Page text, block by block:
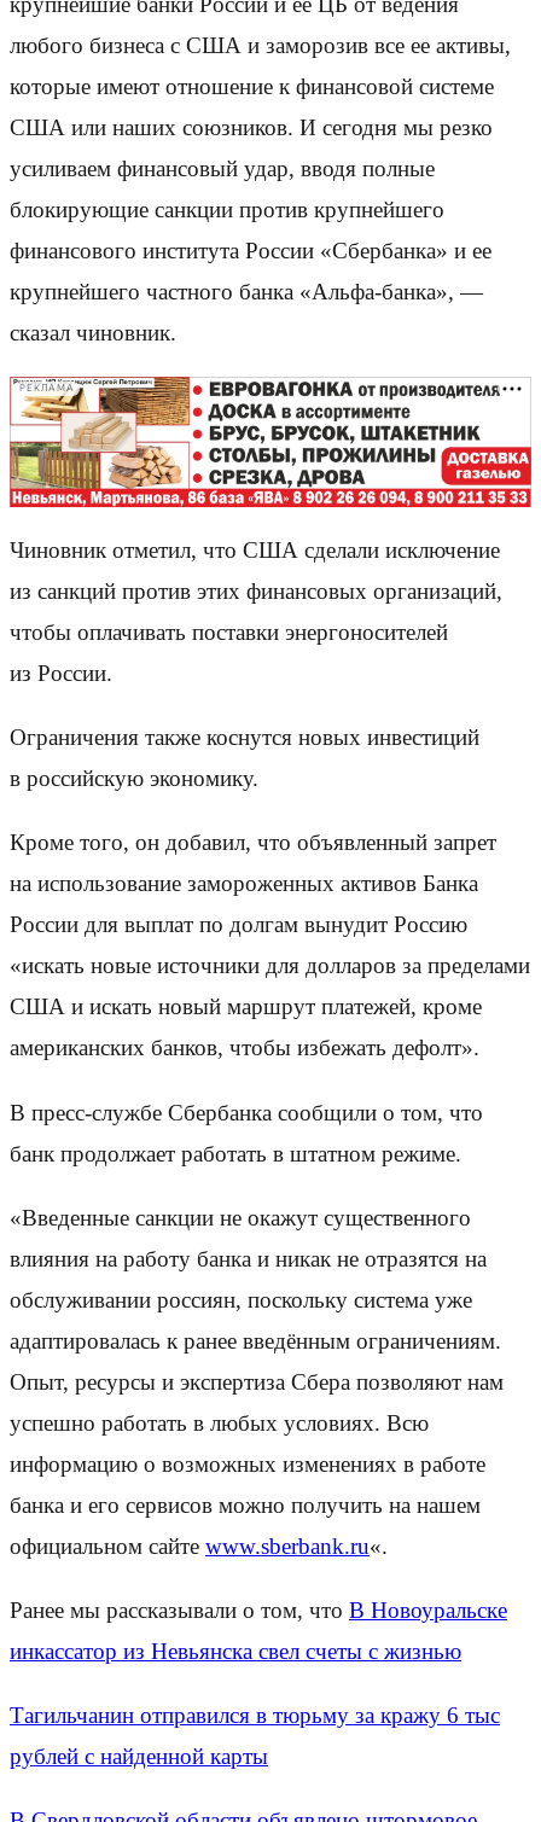
любого бизнеса с США и заморозив все ее активы,
которые имеют отношение к финансовой системе
США или наших союзников. И сегодня мы резко
усиливаем финансовый удар, вводя полные
блокирующие санкции против крупнейшего
финансового института России «Сбербанка» и ее
крупнейшего частного банка «Альфа-банка», —
сказал чиновник.
РЕКЛАМА
Чиновник отметил, что США сделали исключение
из санкций против этих финансовых организаций,
чтобы оплачивать поставки энергоносителей
из России.
Ограничения также коснутся новых инвестиций
в российскую экономику.
Кроме того, он добавил, что объявленный запрет
на использование замороженных активов Банка
России для выплат по долгам вынудит Россию
«искать новые источники для долларов за пределами
США и искать новый маршрут платежей, кроме
американских банков, чтобы избежать дефолт».
В пресс-службе Сбербанка сообщили о том, что
банк продолжает работать в штатном режиме.
«Введенные санкции не окажут существенного
влияния на работу банка и никак не отразятся на
обслуживании россиян, поскольку система уже
адаптировалась к ранее введённым ограничениям.
Опыт, ресурсы и экспертиза Сбера позволяют нам
успешно работать в любых условиях. Всю
информацию о возможных изменениях в работе
банка и его сервисов можно получить на нашем
официальном сайте www.sberbank.ru«.
Ранее мы рассказывали о том, что В Новоуральске
инкассатор из Невьянска свел счеты с жизнью
Тагильчанин отправился в тюрьму за кражу 6 тыс
рублей с найденной карты